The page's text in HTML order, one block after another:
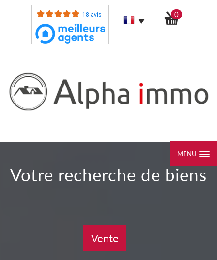
18 avis 0
MENU
votre recherche de biens
Vente